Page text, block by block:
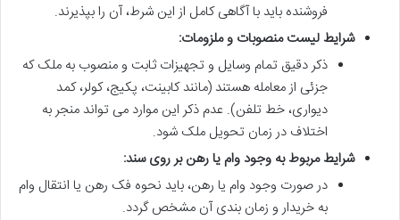
فروشنده باید با آگاهی کامل از این شرط، آن را بپذیرند.
شرایط لیست منصوبات و ملزومات:
ذکر دقیق تمام وسایل و تجهیزات ثابت و منصوب به ملک که
جزئی از معامله هستند (مانند کابینت، پکیج، کولر، کمد
دیواری، خط تلفن). عدم ذکر این موارد می تواند منجر به
اختلاف در زمان تحویل ملک شود.
شرایط مربوط به وجود وام یا رهن بر روی سند:
در صورت وجود وام یا رهن، باید نحوه فک رهن یا انتقال وام
به خریدار و زمان بندی آن مشخص گردد.